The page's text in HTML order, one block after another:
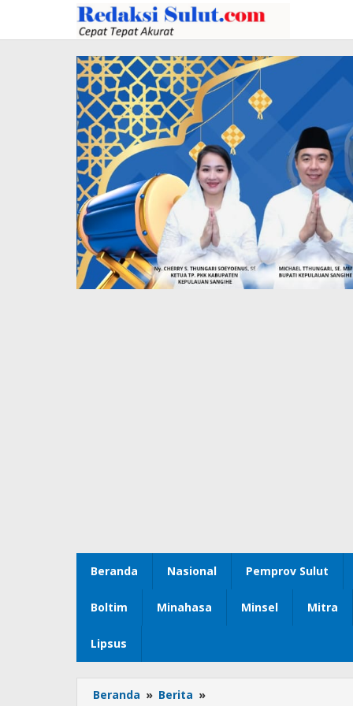
konten
Beranda Nasional Pemprov Sulut
Boltim Minahasa Minsel Mitra
Lipsus
Beranda » Berita »